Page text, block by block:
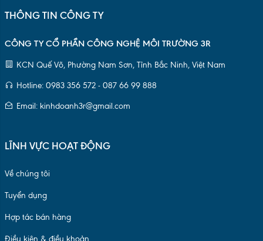
THÔNG TIN CÔNG TY
CÔNG TY CỔ PHẦN CÔNG NGHỆ MÔI TRƯỜNG 3R
KCN Quế Võ, Phường Nam Sơn, Tỉnh Bắc Ninh, Việt Nam
Hotline: 0983 356 572 - 087 66 99 888
Email: kinhdoanh3r@gmail.com
LĨNH VỰC HOẠT ĐỘNG
Về chúng tôi
Tuyển dụng
Hợp tác bán hàng
Điều kiện & điều khoản